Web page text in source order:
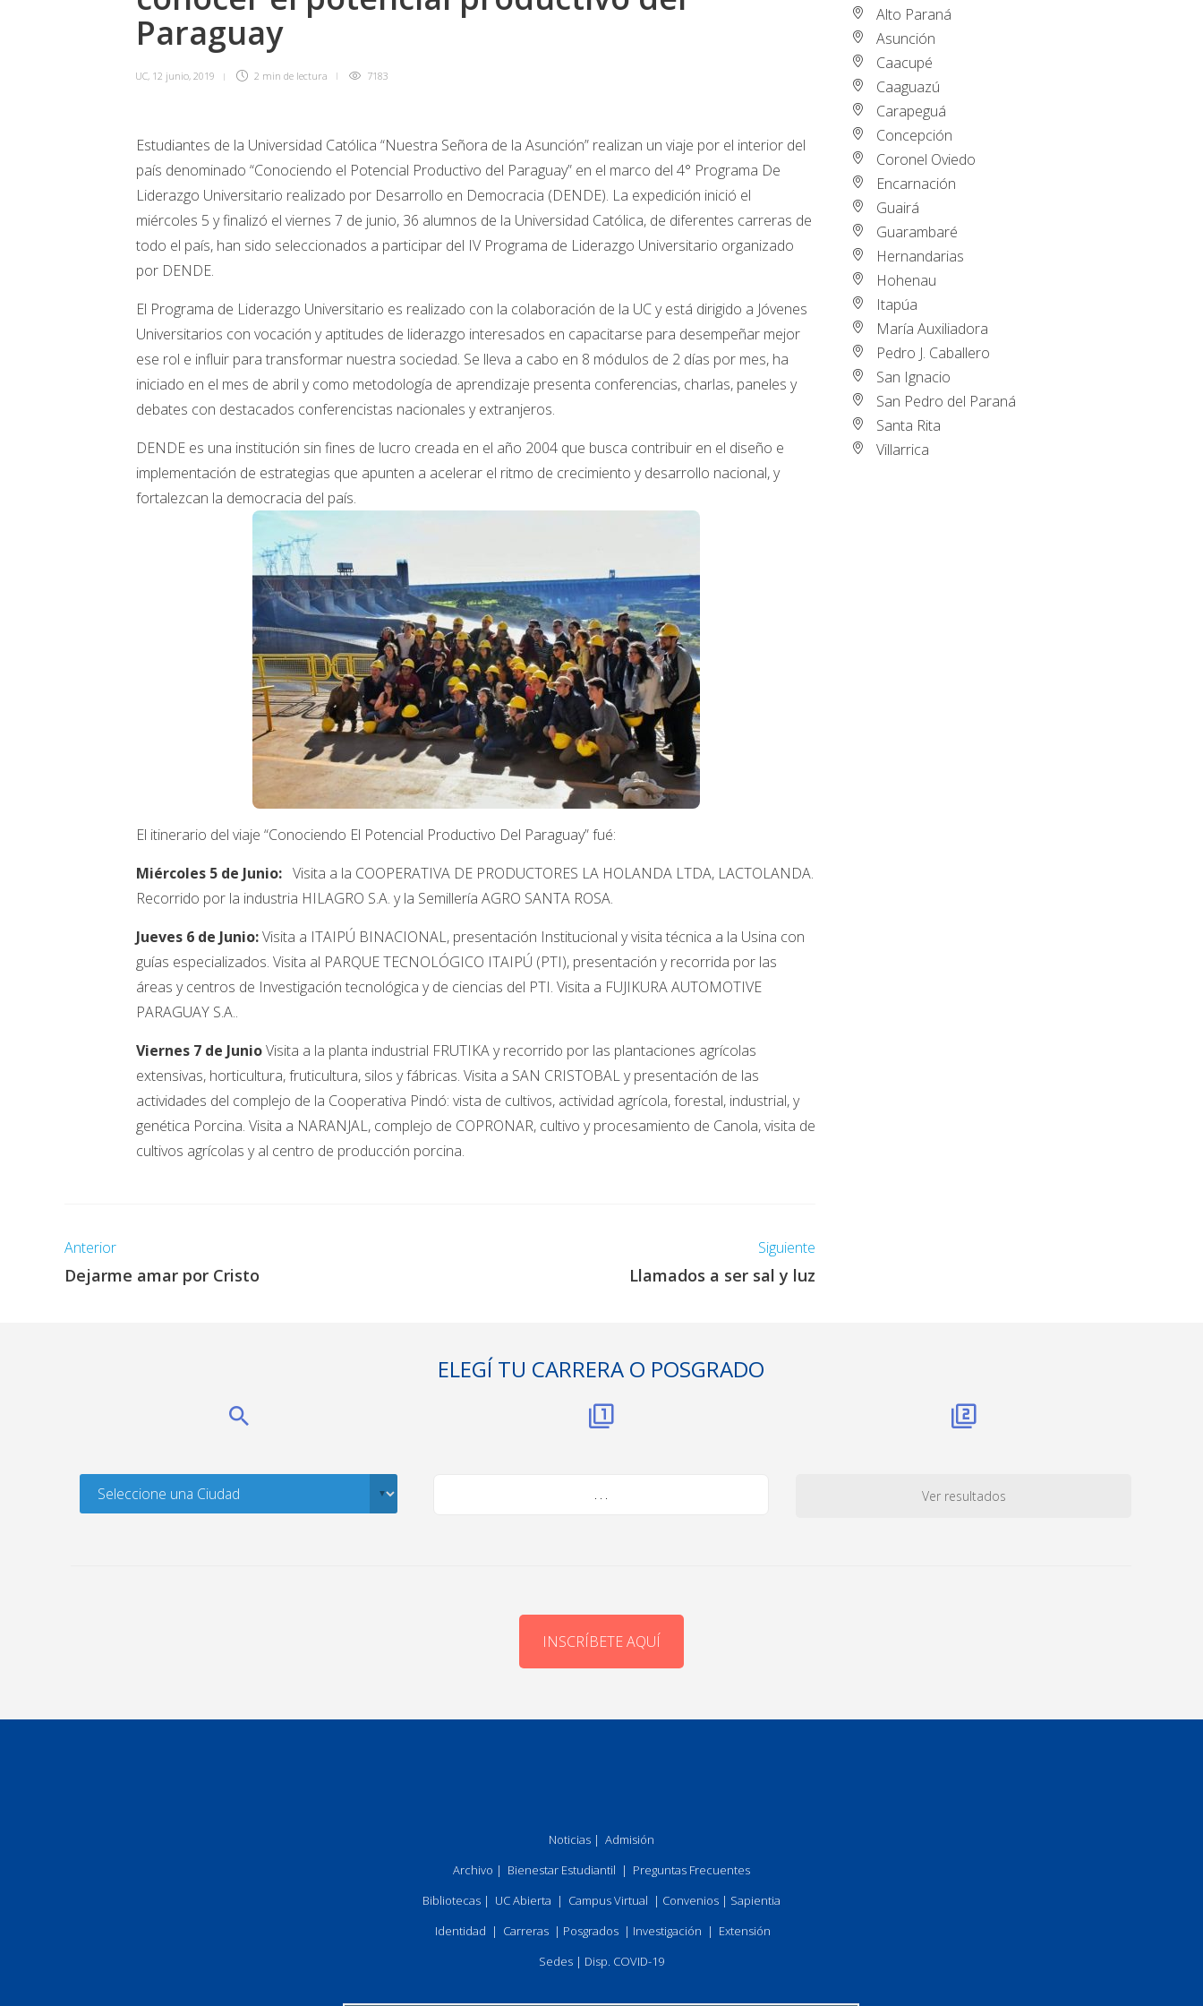
Paraguay
UC, 12 junio, 2019 2 min de lectura 7183
Estudiantes de la Universidad Católica “Nuestra Señora de la Asunción” realizan un viaje por el interior del
país denominado “Conociendo el Potencial Productivo del Paraguay” en el marco del 4° Programa De
Liderazgo Universitario realizado por Desarrollo en Democracia (DENDE). La expedición inició el
miércoles 5 y finalizó el viernes 7 de junio, 36 alumnos de la Universidad Católica, de diferentes carreras de
todo el país, han sido seleccionados a participar del IV Programa de Liderazgo Universitario organizado
por DENDE.
El Programa de Liderazgo Universitario es realizado con la colaboración de la UC y está dirigido a Jóvenes
Universitarios con vocación y aptitudes de liderazgo interesados en capacitarse para desempeñar mejor
ese rol e influir para transformar nuestra sociedad. Se lleva a cabo en 8 módulos de 2 días por mes, ha
iniciado en el mes de abril y como metodología de aprendizaje presenta conferencias, charlas, paneles y
debates con destacados conferencistas nacionales y extranjeros.
DENDE es una institución sin fines de lucro creada en el año 2004 que busca contribuir en el diseño e
implementación de estrategias que apunten a acelerar el ritmo de crecimiento y desarrollo nacional, y
fortalezcan la democracia del país.
El itinerario del viaje “Conociendo El Potencial Productivo Del Paraguay” fué:
Miércoles 5 de Junio: Visita a la COOPERATIVA DE PRODUCTORES LA HOLANDA LTDA, LACTOLANDA.
Recorrido por la industria HILAGRO S.A. y la Semillería AGRO SANTA ROSA.
Jueves 6 de Junio:Visita a ITAIPÚ BINACIONAL, presentación Institucional y visita técnica a la Usina con
guías especializados. Visita al PARQUE TECNOLÓGICO ITAIPÚ (PTI), presentación y recorrida por las
áreas y centros de Investigación tecnológica y de ciencias del PTI. Visita a FUJIKURA AUTOMOTIVE
PARAGUAY S.A..
Viernes 7 de JunioVisita a la planta industrial FRUTIKA y recorrido por las plantaciones agrícolas
extensivas, horticultura, fruticultura, silos y fábricas. Visita a SAN CRISTOBAL y presentación de las
actividades del complejo de la Cooperativa Pindó: vista de cultivos, actividad agrícola, forestal, industrial, y
genética Porcina. Visita a NARANJAL, complejo de COPRONAR, cultivo y procesamiento de Canola, visita de
cultivos agrícolas y al centro de producción porcina.
Anterior
Dejarme amar por Cristo
Siguiente
Llamados a ser sal y luz
Alto Paraná
Asunción
Caacupé
Caaguazú
Carapeguá
Concepción
Coronel Oviedo
Encarnación
Guairá
Guarambaré
Hernandarias
Hohenau
Itapúa
María Auxiliadora
Pedro J. Caballero
San Ignacio
San Pedro del Paraná
Santa Rita
Villarrica
ELEGÍ TU CARRERA O POSGRADO
. . . Ver resultados
INSCRÍBETE AQUÍ
Noticias| Admisión
Archivo | Bienestar Estudiantil | Preguntas Frecuentes
Bibliotecas| UC Abierta | Campus Virtual | Convenios| Sapientia
Identidad | Carreras| Posgrados| Investigación | Extensión
Sedes| Disp. COVID-19